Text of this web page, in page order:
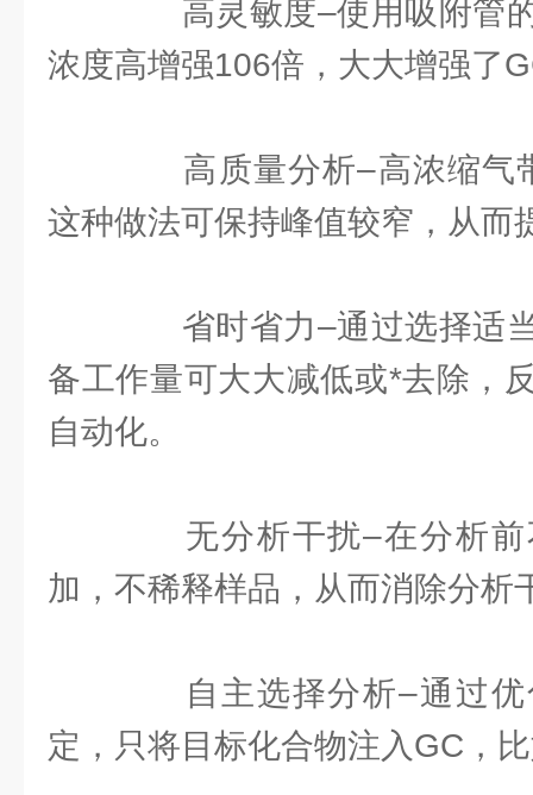
高灵敏度–使用吸附管的
浓度高增强106倍，大大增强了
高质量分析–高浓缩气
这种做法可保持峰值较窄，从而
省时省力–通过选择适当
备工作量可大大减低或*去除，
自动化。
无分析干扰–在分析前
加，不稀释样品，从而消除分析
自主选择分析–通过优
定，只将目标化合物注入GC，